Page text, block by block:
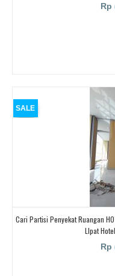
Rp
SALE
Cari Partisi Penyekat Ruangan
LIpat
Rp